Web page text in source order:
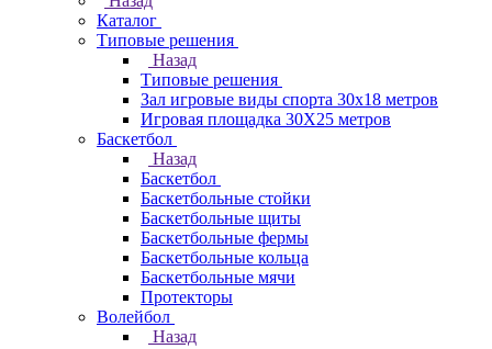
Каталог
Типовые решения
Назад
Типовые решения
Зал игровые виды спорта 30x18 метров
Игровая площадка 30Х25 метров
Баскетбол
Назад
Баскетбол
Баскетбольные стойки
Баскетбольные щиты
Баскетбольные фермы
Баскетбольные кольца
Баскетбольные мячи
Протекторы
Волейбол
Назад